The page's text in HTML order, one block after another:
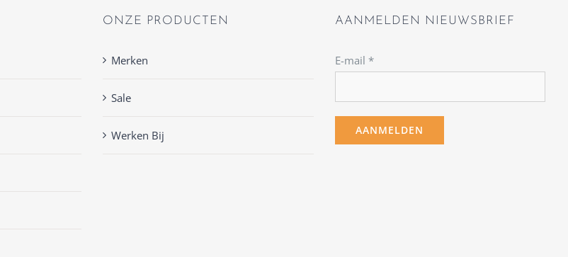
ONZE PRODUCTEN
Merken
Sale
Werken Bij
AANMELDEN NIEUWSBRIEF
E-mail *